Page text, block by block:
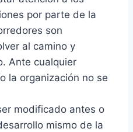
por parte de la
son
al camino y
Ante cualquier
la organización no se
modificado antes o
mismo de la